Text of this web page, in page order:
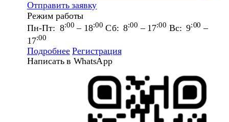
Отправить заявку
Режим работы
Пн-Пт: 8:00 – 18:00 Сб: 8:00 – 17:00 Вс: 9:00 –
17:00
Подробнее Регистрация
Написать в WhatsApp